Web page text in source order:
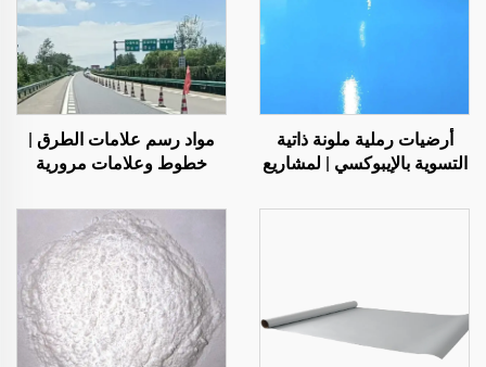
أرضيات رملية ملونة ذاتية
التسوية بالإيبوكسي | لمشاريع
فاخرة
مواد رسم علامات الطرق |
خطوط وعلامات مرورية